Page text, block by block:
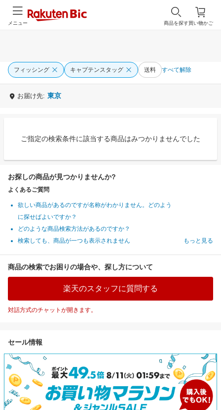
買い物かご
商品を探す
メニュー
フィッシング キャプテンスタッグ 送料 すべて解除
お届け先: 東京
ご指定の検索条件に該当する商品はみつかりませんでした
お探しの商品が見つかりませんか?
よくあるご質問
欲しい商品があるのですが名称がわかりません。どのよう
に探せばよいですか？
どのような商品検索方法があるのですか？
検索しても、商品が一つも表示されません
もっと見る
商品の検索でお困りの場合や、探し方について
楽天のスタッフに質問する
対話方式のチャットが開きます。
セール情報